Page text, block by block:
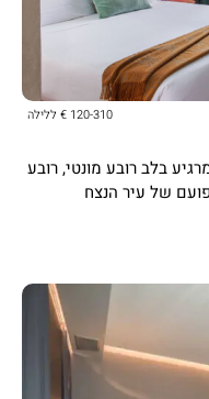
120-310 € ללילה
בלב רובע מונטי, רובע
של עיר הנצח